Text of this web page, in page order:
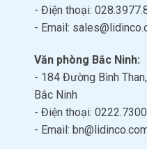
- Điện thoại:
- Email:
Văn phòng Bắc Ninh:
- 184 Đường Bình
Bắc Ninh
- Điện thoại:
- Email: